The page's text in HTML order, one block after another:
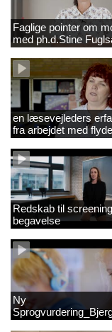
Faglige pointer om
med ph.d.Stine
Engmose
en læsevejleders
fra arbejdet med
læsning
Redskab til
begavelse
Ny